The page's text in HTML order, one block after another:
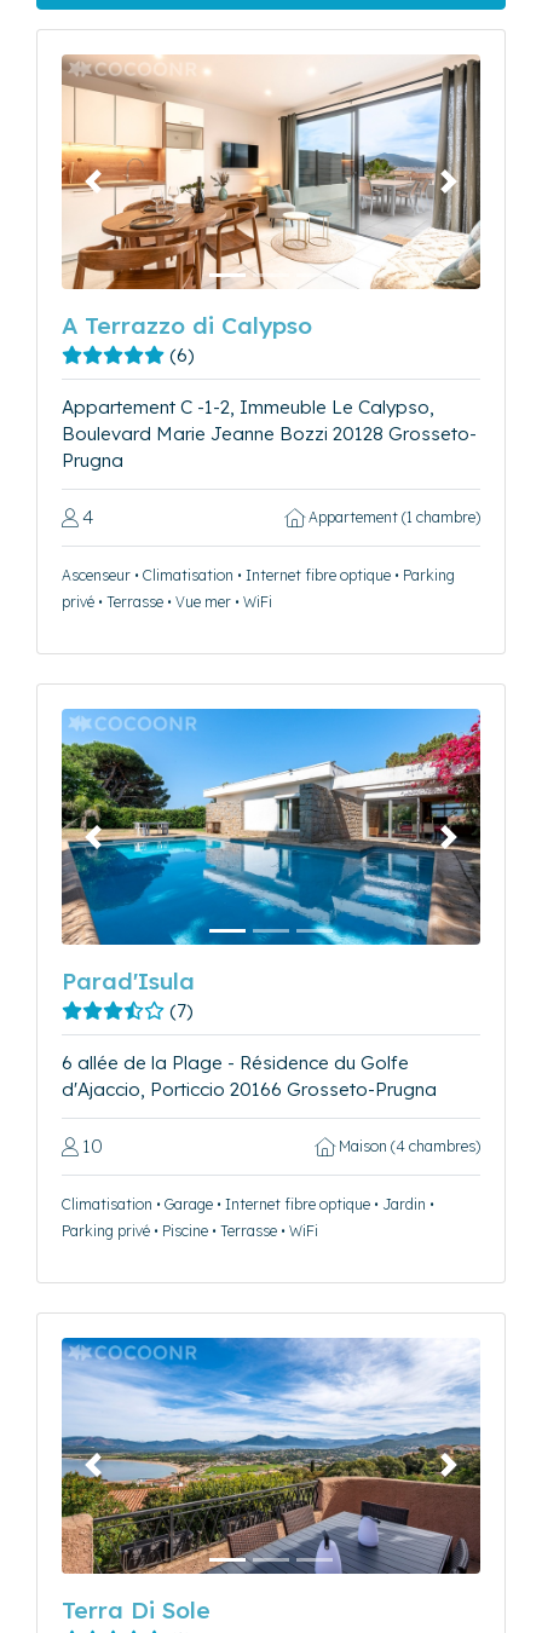
Précédent Suivant
A Terrazzo di Calypso
(6)
Appartement C -1-2, Immeuble Le Calypso,
Boulevard Marie Jeanne Bozzi 20128 Grosseto-
Prugna
4 Appartement (1 chambre)
Ascenseur • Climatisation • Internet fibre optique • Parking
privé • Terrasse • Vue mer • WiFi
Précédent Suivant
Parad'Isula
(7)
6 allée de la Plage - Résidence du Golfe
d'Ajaccio, Porticcio 20166 Grosseto-Prugna
10 Maison (4 chambres)
Climatisation • Garage • Internet fibre optique • Jardin •
Parking privé • Piscine • Terrasse • WiFi
Précédent Suivant
Terra Di Sole